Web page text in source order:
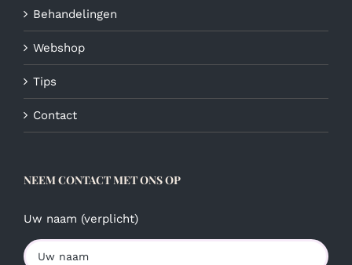
Behandelingen
Webshop
Tips
Contact
NEEM CONTACT MET ONS OP
Uw naam (verplicht)